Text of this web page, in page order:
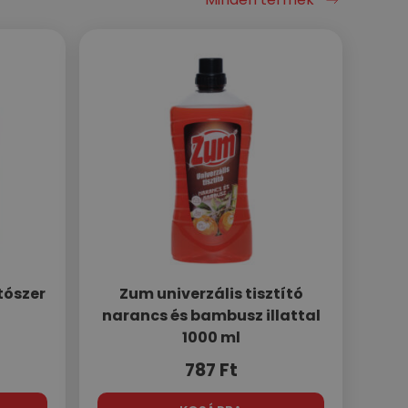
Zum univerzális tisztító
narancs és bambusz illattal
1000 ml
787 Ft